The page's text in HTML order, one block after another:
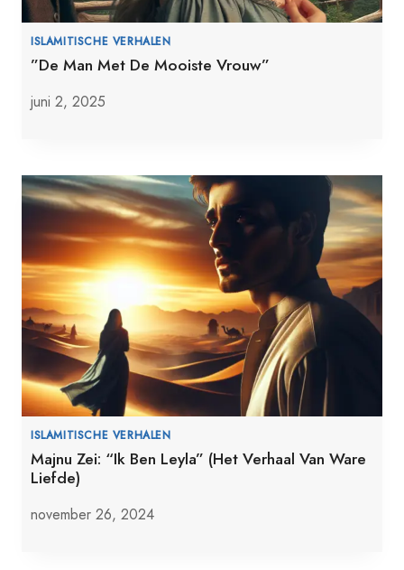
ISLAMITISCHE VERHALEN
”De Man Met De Mooiste Vrouw”
juni 2, 2025
ISLAMITISCHE VERHALEN
Majnu Zei: “Ik Ben Leyla” (Het Verhaal Van Ware
Liefde)
november 26, 2024